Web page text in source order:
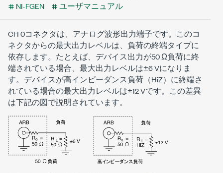
NI-FGEN
ユーザマニュアル
CH 0コネクタは、アナログ波形出力端子です。このコ
ネクタからの最大出力レベルは、負荷の終端タイプに
依存します。たとえば、デバイス出力が50 Ω負荷に終
端されている場合、最大出力レベルは±6 Vになりま
す。デバイスが高インピーダンス負荷（HiZ）に終端さ
れている場合の最大出力レベルは±12 Vです。この差異
は下記の図で説明されています。